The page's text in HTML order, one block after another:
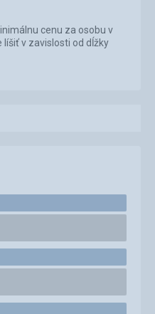
cenu za osobu v
líšiť v zavislosti od dĺžky